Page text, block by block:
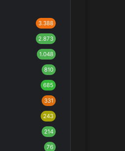
3.388
2.873
1.048
810
685
331
243
214
76